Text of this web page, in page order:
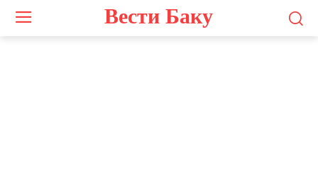
Вести Баку